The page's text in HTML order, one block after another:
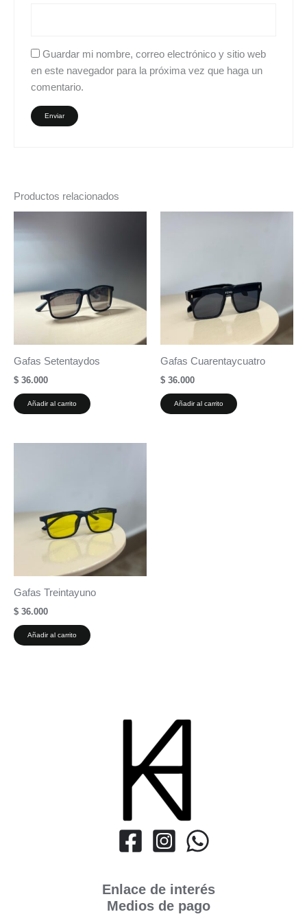
Guardar mi nombre, correo electrónico y sitio web
en este navegador para la próxima vez que haga un
comentario.
Productos relacionados
Gafas Setentaydos
$ 36.000
Añadir al carrito
Gafas Cuarentaycuatro
$ 36.000
Añadir al carrito
Gafas Treintayuno
$ 36.000
Añadir al carrito
Enlace de interés
Medios de pago